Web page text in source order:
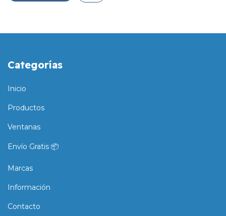
Categorías
Inicio
Productos
Ventanas
Envío Gratis 📦
Marcas
Información
Contacto